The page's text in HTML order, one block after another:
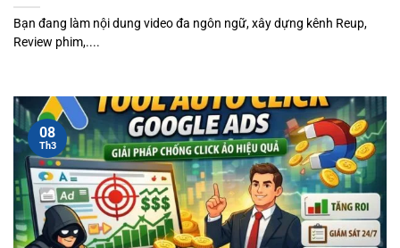
Bạn đang làm nội dung video đa ngôn ngữ, xây dựng kênh Reup,
Review phim,....
08
Th3